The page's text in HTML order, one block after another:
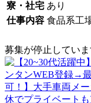
寮・社宅 あり
仕事内容 食品系工
募集が停止していま